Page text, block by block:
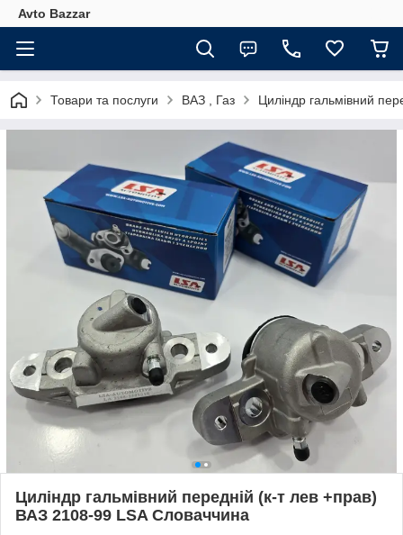
Avto Bazzar
Товари та послуги ВАЗ , Газ Циліндр гальмівний
Циліндр гальмівний передній (к-т лев +прав)
ВАЗ 2108-99 LSA Словаччина